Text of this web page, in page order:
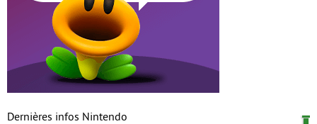
Dernières infos Nintendo